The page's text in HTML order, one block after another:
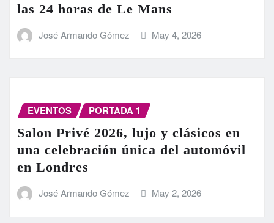
las 24 horas de Le Mans
José Armando Gómez May 4, 2026
EVENTOS PORTADA 1
Salon Privé 2026, lujo y clásicos en
una celebración única del automóvil
en Londres
José Armando Gómez May 2, 2026